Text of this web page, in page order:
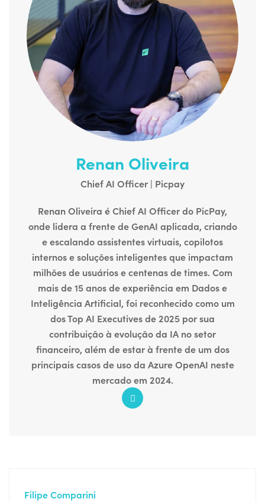
Renan Oliveira
Chief AI Officer | Picpay
Renan Oliveira é Chief AI Officer do PicPay,
onde lidera a frente de GenAI aplicada, criando
e escalando assistentes virtuais, copilotos
internos e soluções inteligentes que impactam
milhões de usuários e centenas de times. Com
mais de 15 anos de experiência em Dados e
Inteligência Artificial, foi reconhecido como um
dos Top AI Executives de 2025 por sua
contribuição à evolução da IA no setor
financeiro, além de estar à frente de um dos
principais casos de uso da Azure OpenAI neste
mercado em 2024.
Filipe Comparini